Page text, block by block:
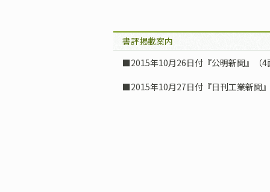
書評掲載案内
■2015年10月26日付『公明新聞』（4
■2015年10月27日付『日刊工業新聞